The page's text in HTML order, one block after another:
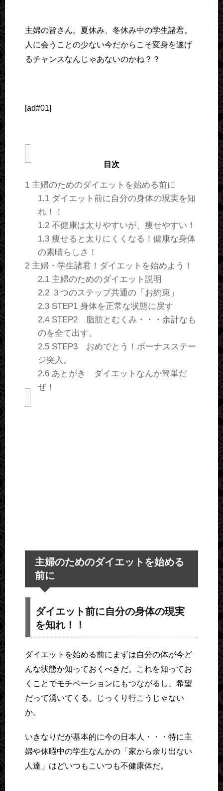
主婦の皆さん。夏休み、冬休み中の学生諸君。
人に会うことの少ない今だからこそ変身を遂げ
るチャンスなんじゃあないのかね？？
[ad#01]
目次
1 主婦のためのダイエットを始める前に
1.1ダイエット前に自分の身体の現実を知
れ！！
1.2不健康は太りやすいが、痩せやすい！
1.3痩せると太りにくくなる！健康な身体
の素晴らしさ！
2 主婦・学生諸君！ダイエットを始めよう！
2.1主婦のためのダイエット説明
2.2３つのステップ共通の「お約束」
2.3STEP1 身体を正常な状態に戻す
2.4STEP2 脂肪とむくみ・・・余計なも
のを全て出す。
2.5STEP3 おめでとう！ボーナスステー
ジ突入。
2.6あとがき ダイエットなんか簡単だ
ぜ！
主婦のためのダイエットを始める
前に
ダイエット前に自分の身体の現実
を知れ！！
ダイエットを始める前にまずは自分の体が今ど
んな状態か知っておくべきだ。これを知ってお
くことでモチベーションにもつながるし、希望
だって湧いてくる。じっくり行こうじゃない
か。
いきなりだが基本的に今の日本人・・・特に主
婦や休暇中の学生なんかの「家から余り出ない
人達」はどいつもこいつも不健康体だ。